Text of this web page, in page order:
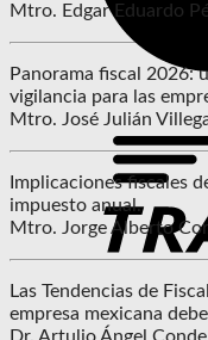
Mtro. Edgar Eduardo
Panorama fiscal 2026:
vigilancia para las
Mtro. José Julián
Implicaciones fiscales
impuesto anual.
Mtro. Jorge Alberto
Las Tendencias de
empresa mexicana